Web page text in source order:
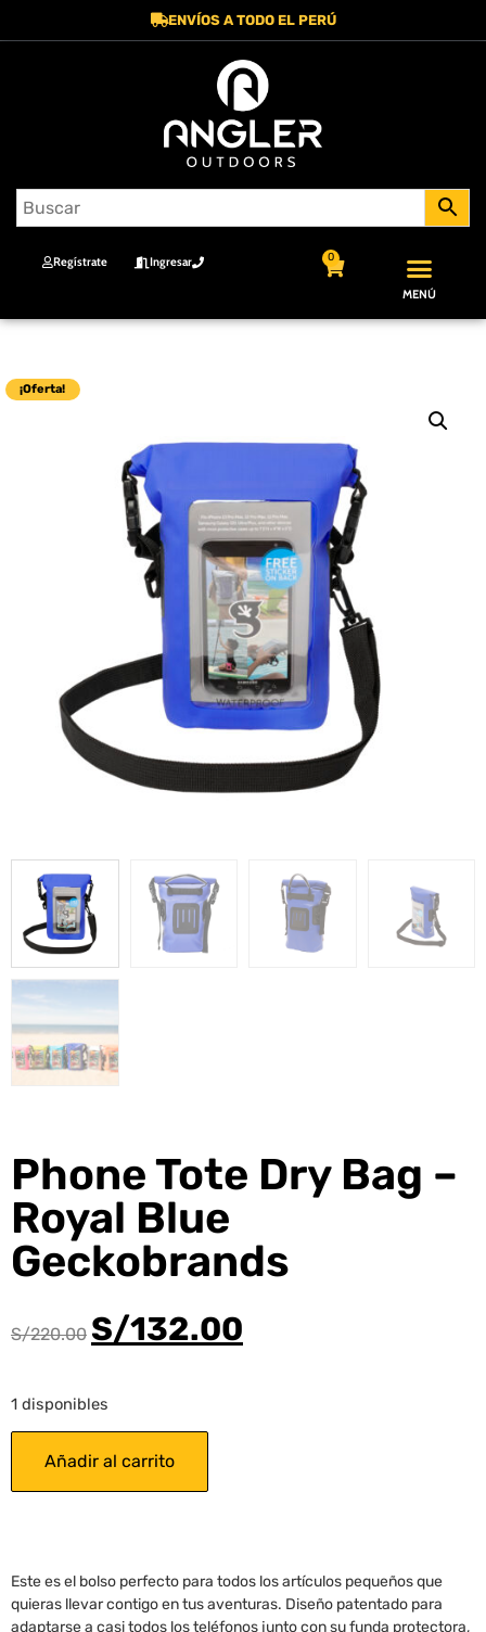
ENVÍOS A TODO EL PERÚ
Regístrate Ingresar 0
MENÚ
¡Oferta!
Phone Tote Dry Bag –
Royal Blue
Geckobrands
S/220.00 S/132.00
1 disponibles
Añadir al carrito
Este es el bolso perfecto para todos los artículos pequeños que
quieras llevar contigo en tus aventuras. Diseño patentado para
adaptarse a casi todos los teléfonos junto con su funda protectora,